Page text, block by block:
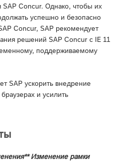
SAP Concur. Однако, чтобы их
успешно и безопасно
Concur, SAP рекомендует
решений SAP Concur с IE 11
поддерживаемому
SAP ускорить внедрение
и усилить
Изменение рамки